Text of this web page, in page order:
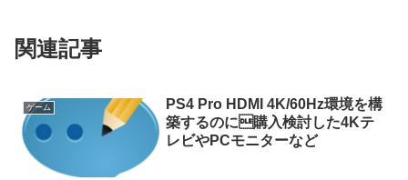
関連記事
ゲーム
PS4 Pro HDMI 4K/60Hz環境を構
築するのに購入検討した4Kテ
レビやPCモニターなど